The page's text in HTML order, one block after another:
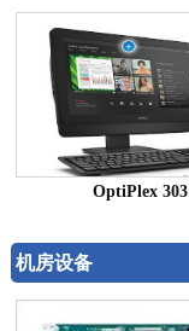
OptiPlex 303
机房设备